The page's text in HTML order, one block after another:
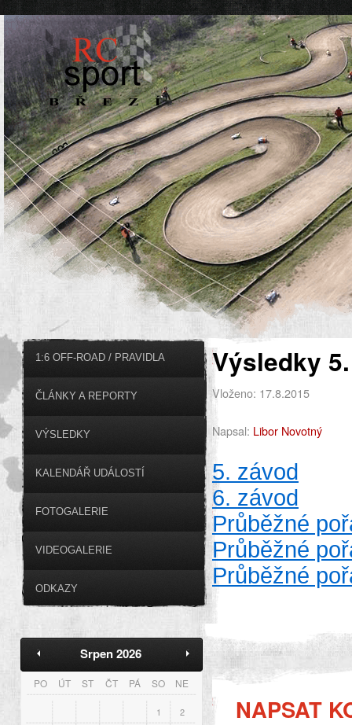
Výsledky
Vloženo: 17.8.2015
Napsal: Libor Novotný
5. závod
6. závod
Průběžné
Průběžné
Průběžné
NAPSAT
1:6 OFF-ROAD / PRAVIDLA
ČLÁNKY A REPORTY
VÝSLEDKY
KALENDÁŘ UDÁLOSTÍ
FOTOGALERIE
VIDEOGALERIE
ODKAZY
Srpen 2026
PO ÚT ST ČT PÁ SO NE
1
2